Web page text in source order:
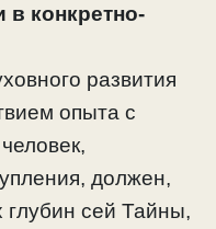
конкретно-
развития
опыта с
должен,
глубин сей Тайны,